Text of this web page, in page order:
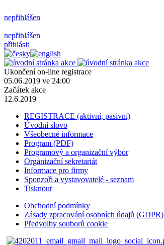
nepřihlášen
nepřihlášen
přihlásit
Ukončení on-line registrace
05.06.2019 ve 24:00
Začátek akce
12.6.2019
REGISTRACE (aktivní, pasivní)
Úvodní slovo
Všeobecné informace
Program (PDF)
Programový a organizační výbor
Organizační sekretariát
Informace pro firmy
Sponzoři a vystavovatelé - seznam
Tisknout
Obchodní podmínky
Zásady zpracování osobních údajů (GDPR)
Předvolby souborů cookie